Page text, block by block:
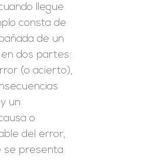
llegue
consta de
de un
dos partes:
(o acierto),
un
o
del error,
se presenta